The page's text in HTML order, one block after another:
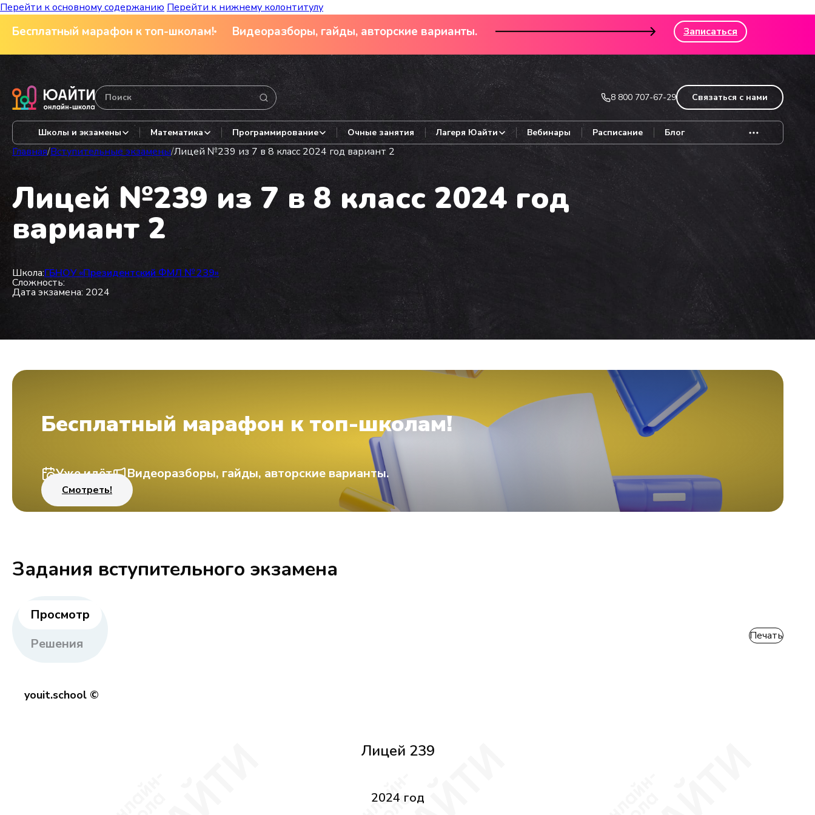
Перейти к основному содержанию Перейти к нижнему колонтитулу
Бесплатный марафон к топ-школам! Видеоразборы, гайды, авторские варианты. Записаться
8 800 707-67-29 Связаться с нами
Школы и экзамены Математика Программирование Очные занятия Лагеря Юайти Вебинары Расписание Блог
Главная/Вступительные экзамены/Лицей №239 из 7 в 8 класс 2024 год вариант 2
Лицей №239 из 7 в 8 класс 2024 год
вариант 2
Школа:ГБНОУ «Президентский ФМЛ № 239»
Сложность:
Дата экзамена: 2024
Бесплатный марафон к топ-школам!
Уже идёт Видеоразборы, гайды, авторские варианты.
Смотреть!
Задания вступительного экзамена
Просмотр
Решения
Печать
youit.school ©
Лицей 239
2024 год